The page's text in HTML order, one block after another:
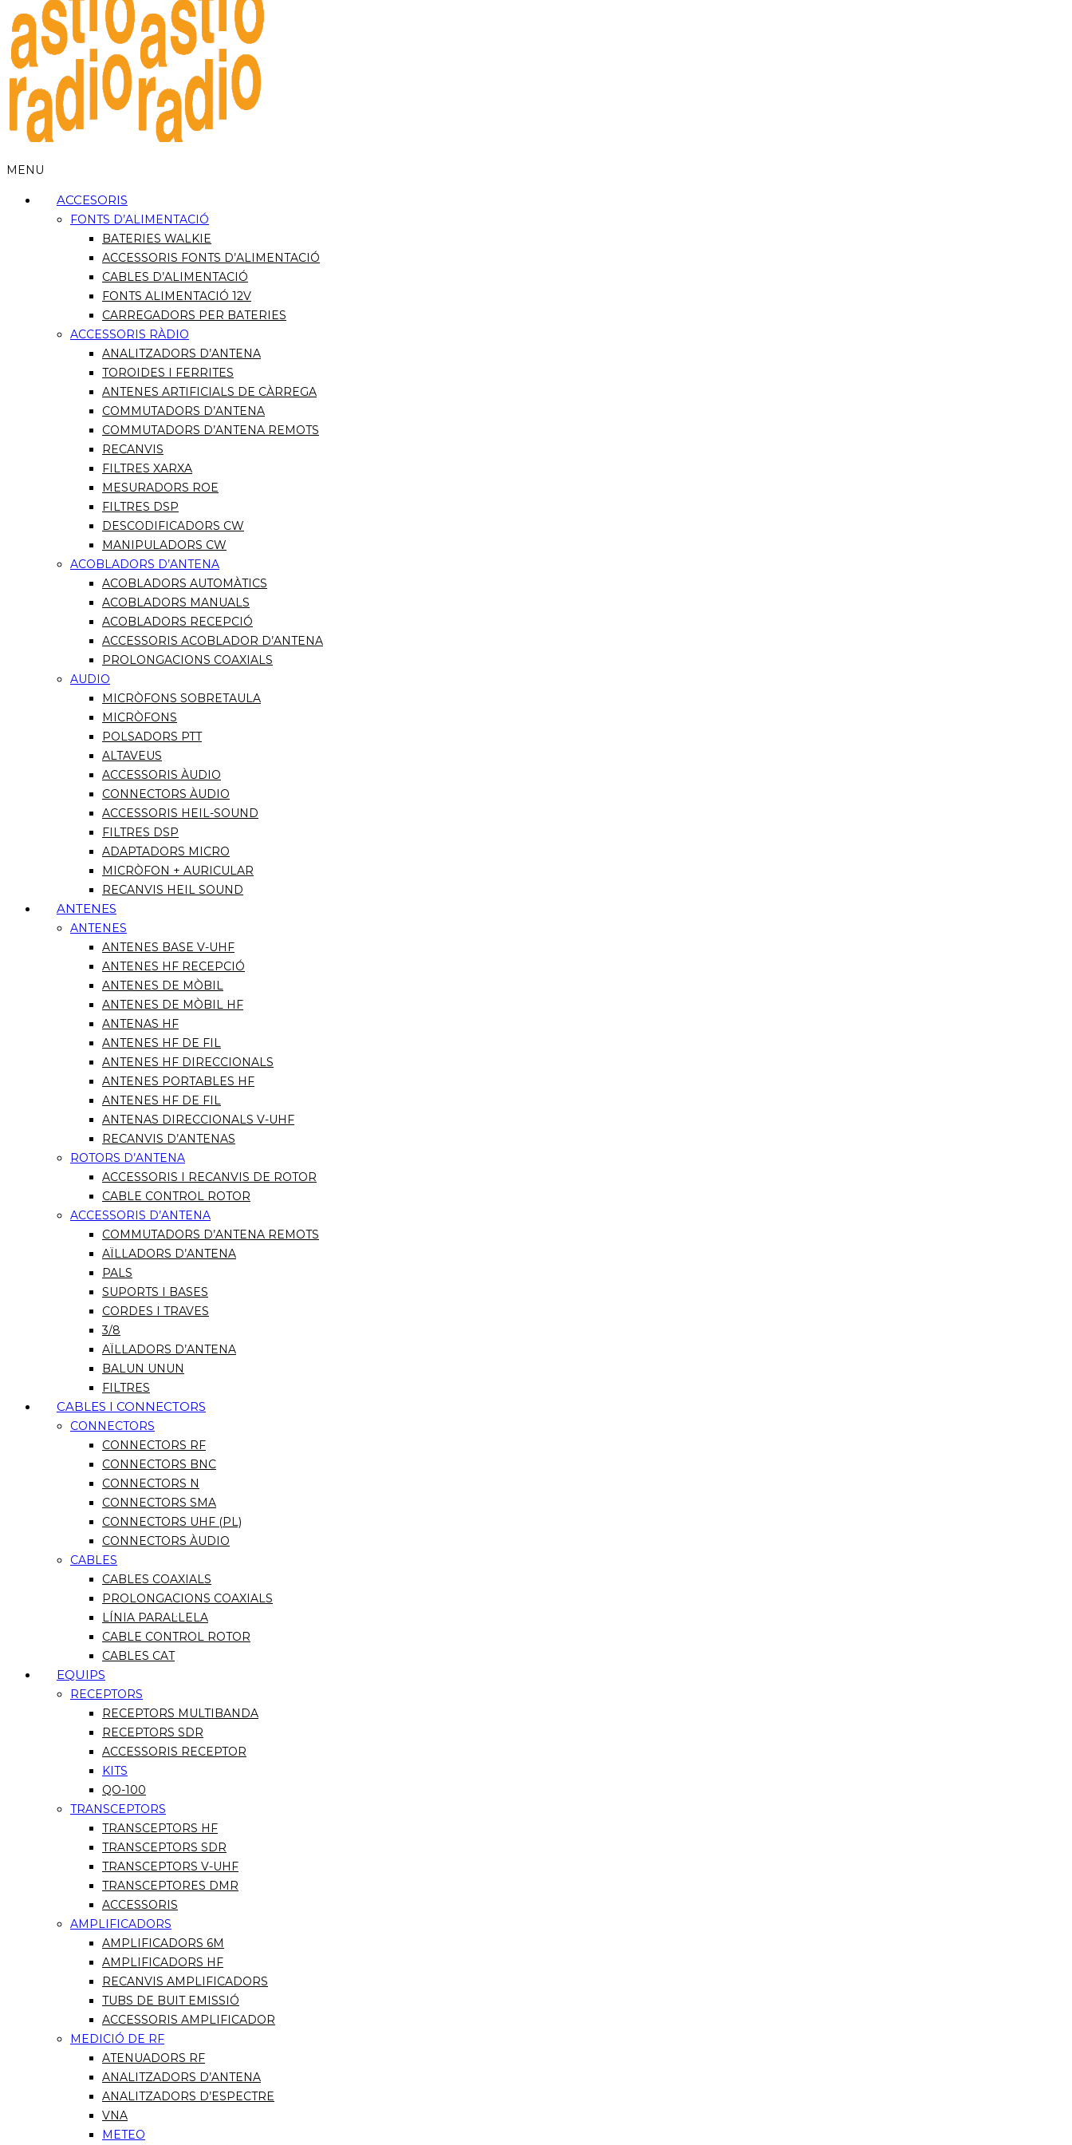
MENU
ACCESORIS
FONTS D’ALIMENTACIÓ
BATERIES WALKIE
ACCESSORIS FONTS D’ALIMENTACIÓ
CABLES D’ALIMENTACIÓ
FONTS ALIMENTACIÓ 12V
CARREGADORS PER BATERIES
ACCESSORIS RÀDIO
ANALITZADORS D’ANTENA
TOROIDES I FERRITES
ANTENES ARTIFICIALS DE CÀRREGA
COMMUTADORS D’ANTENA
COMMUTADORS D’ANTENA REMOTS
RECANVIS
FILTRES XARXA
MESURADORS ROE
FILTRES DSP
DESCODIFICADORS CW
MANIPULADORS CW
ACOBLADORS D’ANTENA
ACOBLADORS AUTOMÀTICS
ACOBLADORS MANUALS
ACOBLADORS RECEPCIÓ
ACCESSORIS ACOBLADOR D’ANTENA
PROLONGACIONS COAXIALS
AUDIO
MICRÒFONS SOBRETAULA
MICRÒFONS
POLSADORS PTT
ALTAVEUS
ACCESSORIS ÀUDIO
CONNECTORS ÀUDIO
ACCESSORIS HEIL-SOUND
FILTRES DSP
ADAPTADORS MICRO
MICRÒFON + AURICULAR
RECANVIS HEIL SOUND
ANTENES
ANTENES
ANTENES BASE V-UHF
ANTENES HF RECEPCIÓ
ANTENES DE MÒBIL
ANTENES DE MÒBIL HF
ANTENAS HF
ANTENES HF DE FIL
ANTENES HF DIRECCIONALS
ANTENES PORTABLES HF
ANTENES HF DE FIL
ANTENAS DIRECCIONALS V-UHF
RECANVIS D’ANTENAS
ROTORS D’ANTENA
ACCESSORIS I RECANVIS DE ROTOR
CABLE CONTROL ROTOR
ACCESSORIS D’ANTENA
COMMUTADORS D’ANTENA REMOTS
AÏLLADORS D’ANTENA
PALS
SUPORTS I BASES
CORDES I TRAVES
3/8
AÏLLADORS D’ANTENA
BALUN UNUN
FILTRES
CABLES I CONNECTORS
CONNECTORS
CONNECTORS RF
CONNECTORS BNC
CONNECTORS N
CONNECTORS SMA
CONNECTORS UHF (PL)
CONNECTORS ÀUDIO
CABLES
CABLES COAXIALS
PROLONGACIONS COAXIALS
LÍNIA PARAL·LELA
CABLE CONTROL ROTOR
CABLES CAT
EQUIPS
RECEPTORS
RECEPTORS MULTIBANDA
RECEPTORS SDR
ACCESSORIS RECEPTOR
KITS
QO-100
TRANSCEPTORS
TRANSCEPTORS HF
TRANSCEPTORS SDR
TRANSCEPTORS V-UHF
TRANSCEPTORES DMR
ACCESSORIS
AMPLIFICADORS
AMPLIFICADORS 6M
AMPLIFICADORS HF
RECANVIS AMPLIFICADORS
TUBS DE BUIT EMISSIÓ
ACCESSORIS AMPLIFICADOR
MEDICIÓ DE RF
ATENUADORS RF
ANALITZADORS D’ANTENA
ANALITZADORS D’ESPECTRE
VNA
METEO